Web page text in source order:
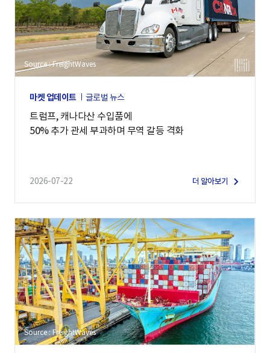
Source : FreightWaves
마켓 업데이트 글로벌 뉴스
트럼프, 캐나다산 수입품에
50% 추가 관세 부과하며 무역 갈등 격화
2026-07-22 더 알아보기
Source : FreightWaves